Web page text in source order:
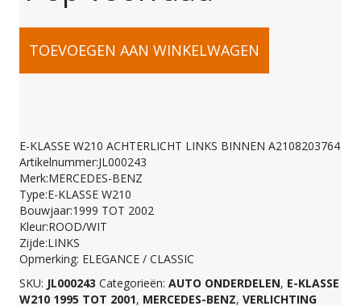
E-
W210
ACHTERLICHT
LINKS
BINNEN
TOEVOEGEN AAN WINKELWAGEN
E-KLASSE W210 ACHTERLICHT LINKS BINNEN A2108203764
Artikelnummer:JL000243
Merk:MERCEDES-BENZ
Type:E-KLASSE W210
Bouwjaar:1999 TOT 2002
Kleur:ROOD/WIT
Zijde:LINKS
Opmerking: ELEGANCE / CLASSIC
SKU: JL000243 Categorieën: AUTO ONDERDELEN, E-KLASSE
W210 1995 TOT 2001, MERCEDES-BENZ, VERLICHTING